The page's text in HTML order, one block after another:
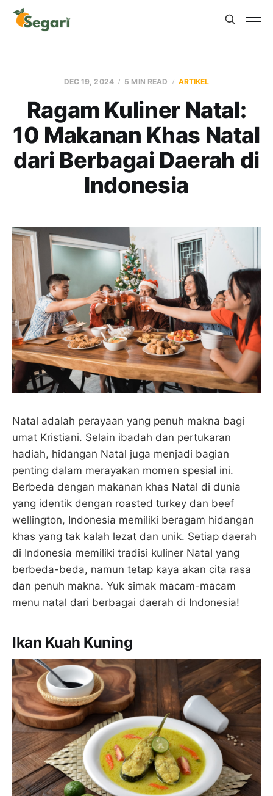
DEC 19, 2024 5 MIN READ ARTIKEL
Ragam Kuliner Natal:
10 Makanan Khas Natal
dari Berbagai Daerah di
Indonesia
Natal adalah perayaan yang penuh makna bagi
umat Kristiani. Selain ibadah dan pertukaran
hadiah, hidangan Natal juga menjadi bagian
penting dalam merayakan momen spesial ini.
Berbeda dengan makanan khas Natal di dunia
yang identik dengan roasted turkey dan beef
wellington, Indonesia memiliki beragam hidangan
khas yang tak kalah lezat dan unik. Setiap daerah
di Indonesia memiliki tradisi kuliner Natal yang
berbeda-beda, namun tetap kaya akan cita rasa
dan penuh makna. Yuk simak macam-macam
menu natal dari berbagai daerah di Indonesia!
Ikan Kuah Kuning